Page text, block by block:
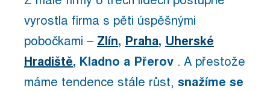
vyrostla firma s pěti úspěšnými
pobočkami – Zlín, Praha, Uherské
Hradiště, Kladno a Přerov . A přestože
máme tendence stále růst, snažíme se